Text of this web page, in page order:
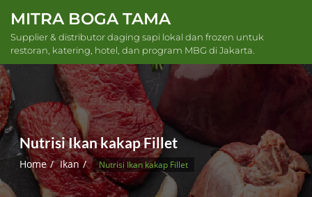
content
MITRA BOGA TAMA
Supplier & distributor daging sapi lokal dan frozen untuk
restoran, katering, hotel, dan program MBG di Jakarta.
Nutrisi Ikan kakap Fillet
Home Ikan Nutrisi Ikan kakap Fillet